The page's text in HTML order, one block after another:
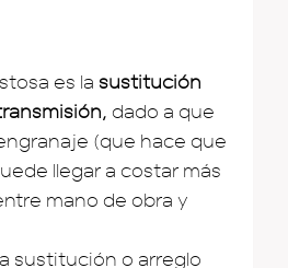
es la sustitución
dado a que
(que hace que
llegar a costar más
mano de obra y
sustitución o arreglo